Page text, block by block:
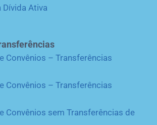
Ativa
Convênios – Transferências
Convênios – Transferências
Convênios sem Transferências de